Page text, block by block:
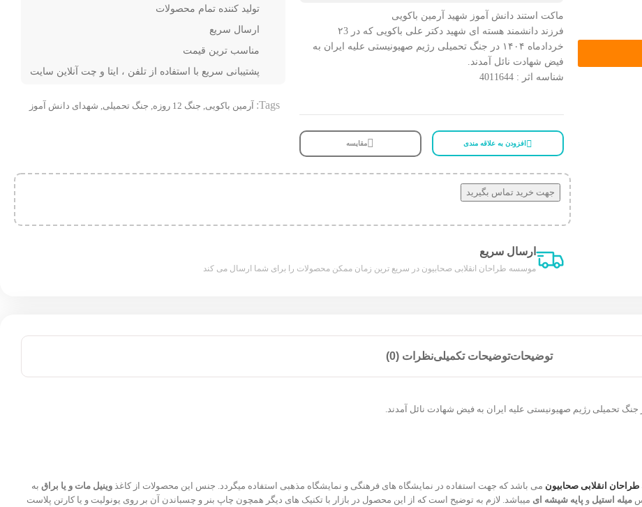
ماکت استند دانش آموز شهید آرمین باکویی
فرزند دانشمند هسته ای شهید دکتر علی باکویی که در ۲3
خردادماه ۱۴۰۴ در جنگ تحمیلی رژیم صهیونیستی علیه ایران به
فیض شهادت نائل آمدند.
شناسه اثر : 4011644
افزودن به علاقه مندی مقایسه
تولید کننده تمام محصولات
ارسال سریع
مناسب ترین قیمت
پشتیبانی سریع با استفاده از تلفن ، ایتا و چت آنلاین سایت
Tags: آرمین باکویی جنگ 12 روزه جنگ تحمیلی شهدای دانش آموز
جهت خرید تماس بگیرید
ارسال سریع
موسسه طراحان انقلابی صحابیون در سریع ترین زمان ممکن محصولات را برای شما ارسال می کند
توضیحاتتوضیحات تکمیلینظرات (0)
طراحان انقلابی صحابیون می باشد که جهت استفاده در نمایشگاه های فرهنگی و نمایشگاه مذهبی استفاده میگردد. جنس این محصولات از کاغذ وینیل مات و یا براق به
میله استیل و پایه شیشه ای میباشد. لازم به توضیح است که از این محصول در بازار با تکنیک های دیگر همچون چاپ بنر و چسباندن آن بر روی یونولیت و یا کارتن پلاست